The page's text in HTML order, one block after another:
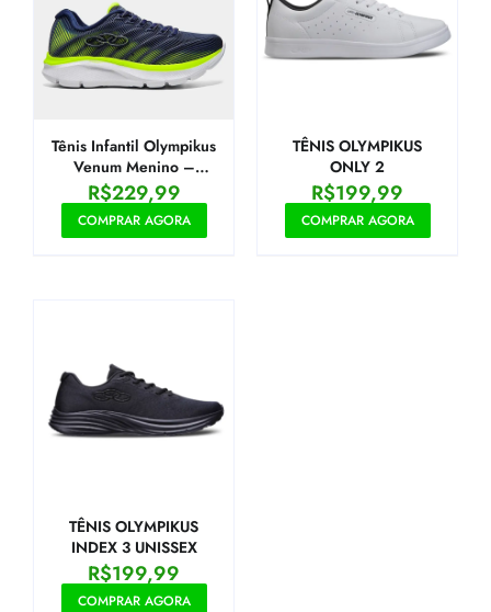
Tênis Infantil Olympikus
Venum Menino –
Marinho+Verde Limão
R$229,99
COMPRAR AGORA
TÊNIS OLYMPIKUS
ONLY 2
R$199,99
COMPRAR AGORA
TÊNIS OLYMPIKUS
INDEX 3 UNISSEX
R$199,99
COMPRAR AGORA